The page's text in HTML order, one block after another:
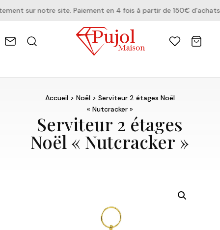
sur notre site. Paiement en 4 fois à partir de 150€ d'achats.
Accueil> Noël> Serviteur 2 étages Noël
« Nutcracker »
Serviteur 2 étages
Noël « Nutcracker »